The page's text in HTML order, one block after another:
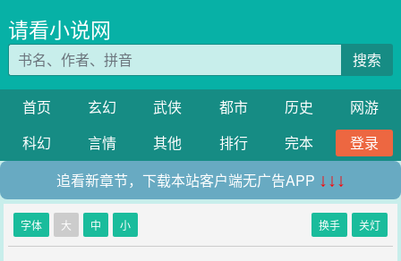
请看小说网
搜索
首页 玄幻 武侠 都市 历史
网游
科幻
言情 其他 排行 完本
登录
追看新章节，下载本站客户端无广告APP ↓↓↓
字体 大 中 小 换手 关灯